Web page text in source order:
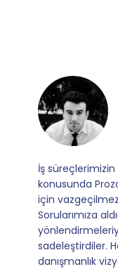
Prozon,
açısıyla iş
birikimi ve
verimli
profesyonel
isteyen tüm